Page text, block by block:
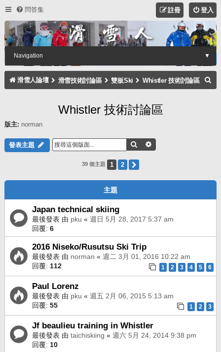
問答集 登入
註冊
Navigation ▼
滑雪人論壇 滑雪技術討論區 雙板Ski Whistler 技術討論區
Whistler 技術討論區
版主: norman
發表主題 搜尋
39 個主題 1 2
主題
Japan technical skiing
最後發表 由 pku « 週日 5月 28, 2017 5:37 am
回覆: 6
2016 Niseko/Rusutsu Ski Trip
最後發表 由 norman « 週二 3月 01, 2016 10:22 am
回覆: 112 1 2 3 4 5 6
Paul Lorenz
最後發表 由 pku « 週五 2月 06, 2015 5:13 am
回覆: 55 1 2 3
Jf beaulieu training in Whistler
最後發表 由 taichiskiing « 週六 5月 24, 2014 9:38 pm
回覆: 10